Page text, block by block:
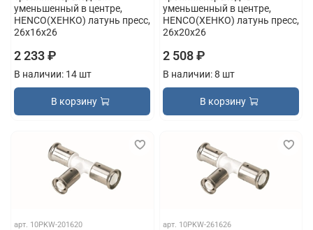
уменьшенный в центре,
HENCO(ХЕНКО) латунь пресс,
26x16x26
2 233 ₽
В наличии: 14 шт
В корзину
уменьшенный в центре,
HENCO(ХЕНКО) латунь пресс,
26x20x26
2 508 ₽
В наличии: 8 шт
В корзину
арт. 10PKW-201620 арт. 10PKW-261626